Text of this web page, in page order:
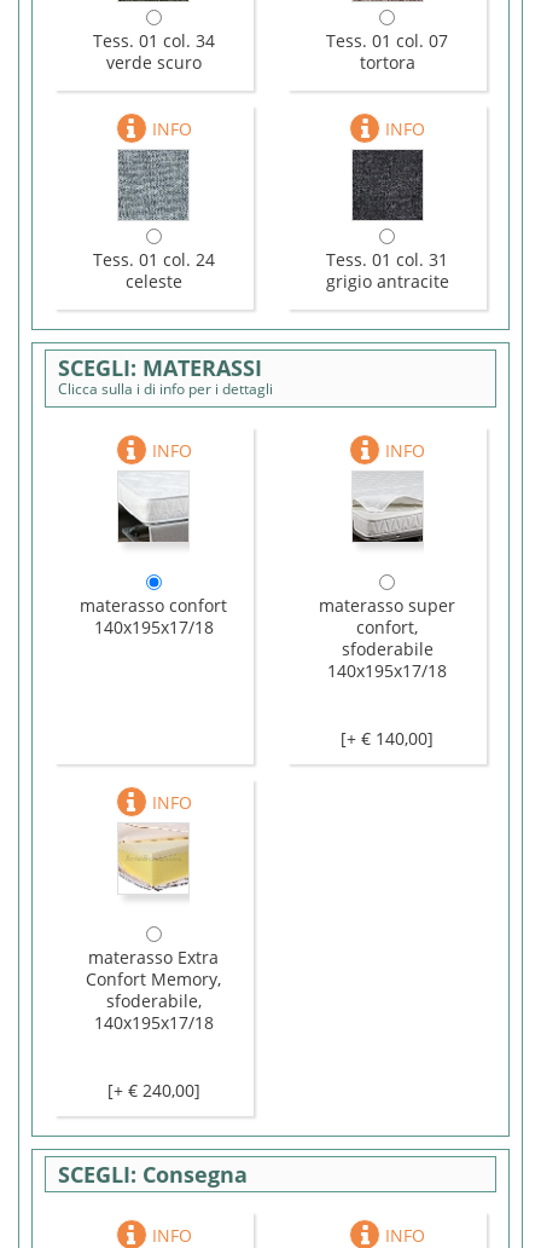
Tess. 01 col. 34
verde scuro
Tess. 01 col. 07
tortora
Tess. 01 col. 24
celeste
Tess. 01 col. 31
grigio antracite
MATERASSI
Clicca sulla i di info per i dettagli
materasso confort
140x195x17/18
materasso super
confort,
sfoderabile
140x195x17/18
[+ € 140,00]
materasso Extra
Confort Memory,
sfoderabile,
140x195x17/18
[+ € 240,00]
Consegna